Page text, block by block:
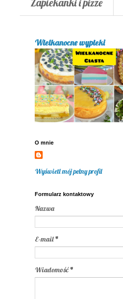
Wielkanocne wypieki
O mnie
Wyświetl mój pełny profil
Formularz kontaktowy
Nazwa
E-mail*
Wiadomość*